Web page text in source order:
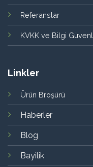
Referanslar
KVKK ve Bilgi
Linkler
Ürün Broşürü
Haberler
Blog
Bayilik